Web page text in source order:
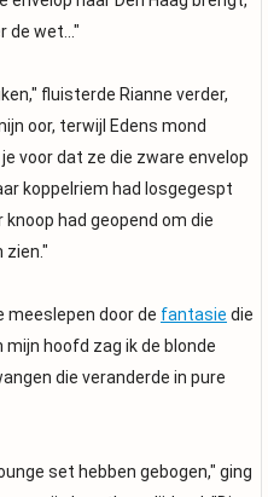
de wet..."
fluisterde Rianne verder,
oor, terwijl Edens mond
voor dat ze die zware envelop
koppelriem had losgegespt
had geopend om die
zien."
meeslepen door de fantasie die
hoofd zag ik de blonde
die veranderde in pure
set hebben gebogen," ging